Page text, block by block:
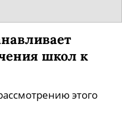
школ к
этого